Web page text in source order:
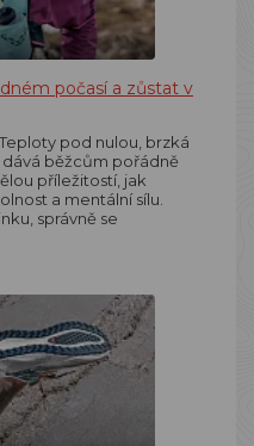
počasí a zůstat v
pod nulou, brzká
běžcům pořádně
příležitostí, jak
a mentální sílu.
správně se